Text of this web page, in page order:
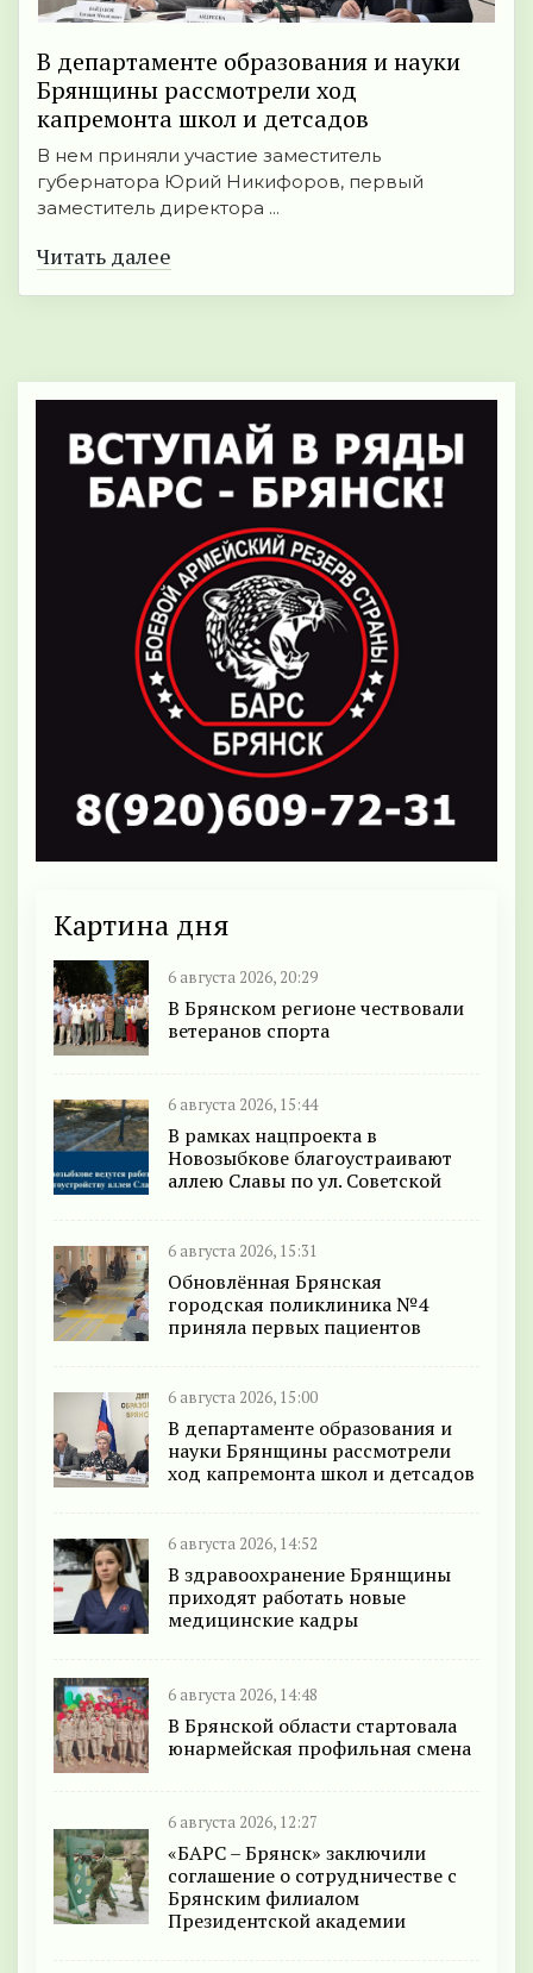
В департаменте образования и науки
Брянщины рассмотрели ход
капремонта школ и детсадов
В нем приняли участие заместитель
губернатора Юрий Никифоров, первый
заместитель директора ...
Читать далее
Картина дня
6 августа 2026, 20:29
В Брянском регионе чествовали
ветеранов спорта
6 августа 2026, 15:44
В рамках нацпроекта в
Новозыбкове благоустраивают
аллею Славы по ул. Советской
6 августа 2026, 15:31
Обновлённая Брянская
городская поликлиника №4
приняла первых пациентов
6 августа 2026, 15:00
В департаменте образования и
науки Брянщины рассмотрели
ход капремонта школ и детсадов
6 августа 2026, 14:52
В здравоохранение Брянщины
приходят работать новые
медицинские кадры
6 августа 2026, 14:48
В Брянской области стартовала
юнармейская профильная смена
6 августа 2026, 12:27
«БАРС – Брянск» заключили
соглашение о сотрудничестве с
Брянским филиалом
Президентской академии